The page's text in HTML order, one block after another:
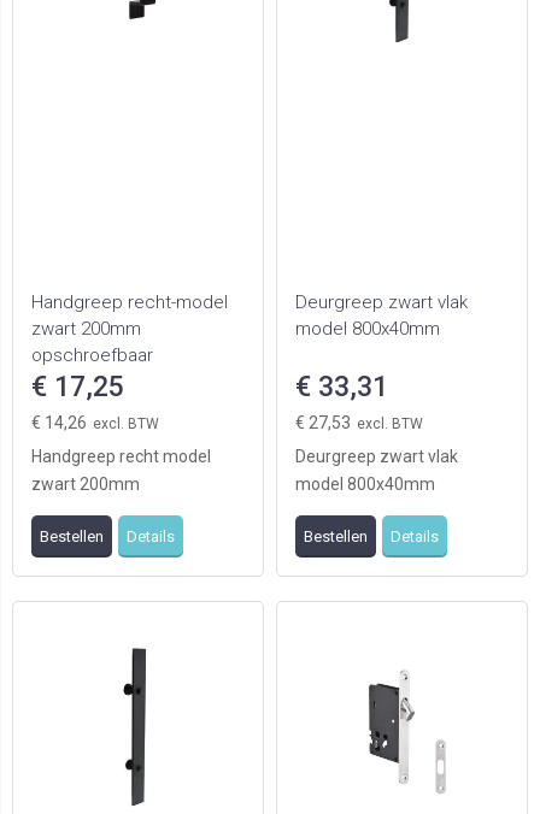
Handgreep recht-model
zwart 200mm
opschroefbaar
€ 17,25
€ 14,26
Handgreep recht model
zwart 200mm
opschroefbaar
Bestellen Details
Deurgreep zwart vlak
model 800x40mm
€ 33,31
€ 27,53
Deurgreep zwart vlak
model 800x40mm
Bestellen Details